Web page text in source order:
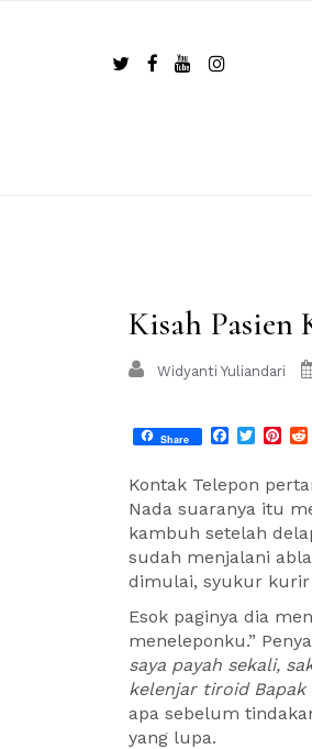
Kisah
Widyanti Yuliandari
Share Facebook
Twitter
Kontak Telepon
Nada suaranya itu
kambuh setelah
sudah menjalani
dimulai, syukur
Esok paginya dia
meneleponku.”
saya payah sekali,
kelenjar tiroid Bapak
apa sebelum
yang lupa.